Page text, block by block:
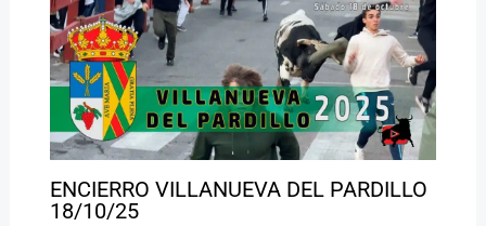
ENCIERRO VILLANUEVA DEL PARDILLO
18/10/25